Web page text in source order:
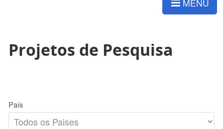
MENU
Projetos de Pesquisa
País